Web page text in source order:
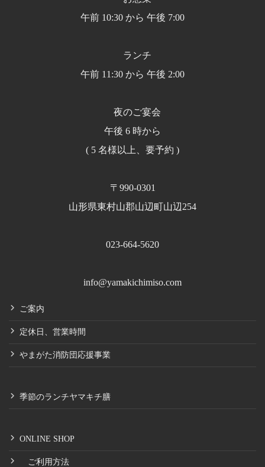
午前 10:30 から 午後 7:00
ランチ
午前 11:30 から 午後 2:00
夜のご宴会
午後 6 時から
( 5 名様以上、要予約 )
〒990-0301
山形県東村山郡山辺町山辺254
023-664-5620
info@yamakichimiso.com
ご案内
定休日、営業時間
やまがた消防団応援事業
季節のランチヤマキチ膳
ONLINE SHOP
ご利用方法